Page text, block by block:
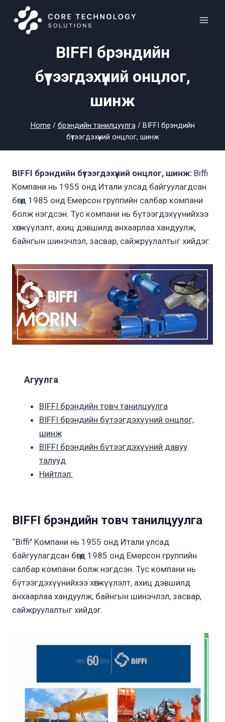
content
BIFFI брэндийн
бүтээгдэхүүний онцлог,
шинж
Home / брэндийн танилцуулга / BIFFI брэндийн
бүтээгдэхүүний онцлог, шинж
BIFFI брэндийн бүтээгдэхүүний онцлог, шинж: Biffi
Компани нь 1955 онд Итали улсад байгуулагдсан
бөгөөд 1985 онд Емерсон группийн салбар компани
болж нэгдсэн. Тус компани нь бүтээгдэхүүнийхээ
хөгжүүлэлт, ахиц дэвшилд анхаарлаа хандуулж,
байнгын шинэчлэл, засвар, сайжруулалтыг хийдэг.
Агуулга
BIFFI брэндийн товч танилцуулга
BIFFI брэндийн бүтээгдэхүүний онцлог,
шинж
BIFFI брэндийн бүтээгдэхүүний давуу
талууд
Нийтлэл:
BIFFI брэндийн товч танилцуулга
‘‘Biffi’’ Компани нь 1955 онд Итали улсад
байгуулагдсан бөгөөд 1985 онд Емерсон группийн
салбар компани болж нэгдсэн. Тус компани нь
бүтээгдэхүүнийхээ хөгжүүлэлт, ахиц дэвшилд
анхаарлаа хандуулж, байнгын шинэчлэл, засвар,
сайжруулалтыг хийдэг.